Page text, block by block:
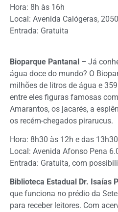
Hora: 8h às 16h
Local: Avenida Calógeras,
Entrada: Gratuita
Bioparque Pantanal – Já
água doce do mundo? O
milhões de litros de água e
entre eles figuras famosas
Amarantos, os jacarés, a
os recém-chegados pirarucus.
Hora: 8h30 às 12h e das
Local: Avenida Afonso Pena
Entrada: Gratuita, com
Biblioteca Estadual Dr. Isaías
que funciona no prédio da
para receber leitores. Com